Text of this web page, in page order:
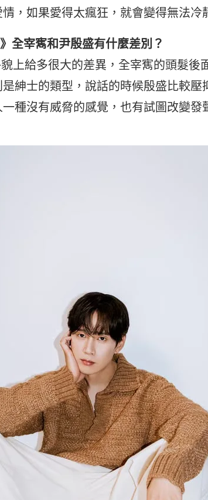
，如果愛得太瘋狂，就會變得無法冷
全宰寯和尹殷盛有什麼差別？
上給多很大的差異，全宰寯的頭髮後
紳士的類型，說話的時候殷盛比較
種沒有威脅的感覺，也有試圖改變發